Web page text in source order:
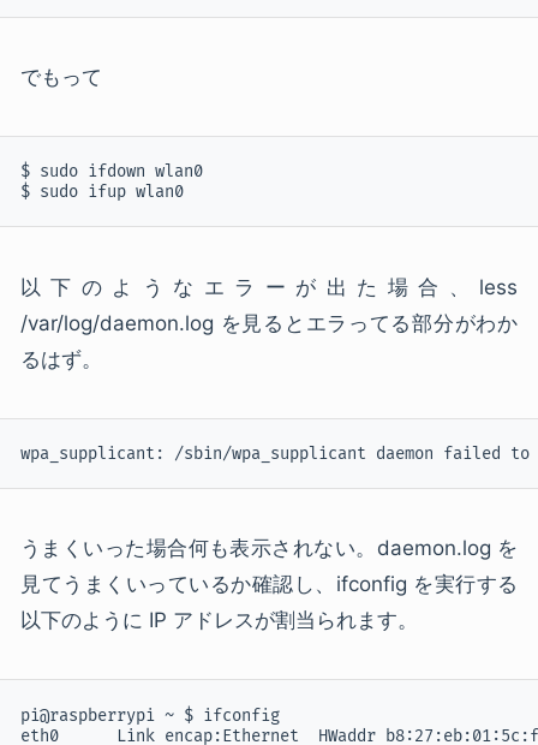
でもって
$ sudo ifdown wlan0
$ sudo ifup wlan0
以下のようなエラーが出た場合、less
/var/log/daemon.log を見るとエラってる部分がわか
るはず。
wpa_supplicant: /sbin/wpa_supplicant daemon failed
うまくいった場合何も表示されない。daemon.log を
見てうまくいっているか確認し、ifconfig を実行する
以下のように IP アドレスが割当られます。
pi@raspberrypi ~ $ ifconfig
eth0      Link encap:Ethernet  HWaddr